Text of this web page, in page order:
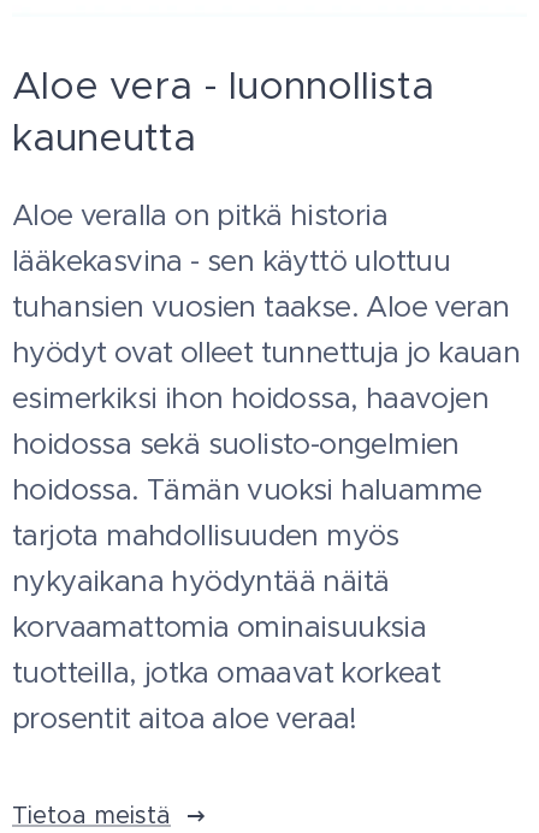
Aloe vera - luonnollista
kauneutta
Aloe veralla on pitkä historia
lääkekasvina - sen käyttö ulottuu
tuhansien vuosien taakse. Aloe veran
hyödyt ovat olleet tunnettuja jo kauan
esimerkiksi ihon hoidossa, haavojen
hoidossa sekä suolisto-ongelmien
hoidossa. Tämän vuoksi haluamme
tarjota mahdollisuuden myös
nykyaikana hyödyntää näitä
korvaamattomia ominaisuuksia
tuotteilla, jotka omaavat korkeat
prosentit aitoa aloe veraa!
Tietoa meistä